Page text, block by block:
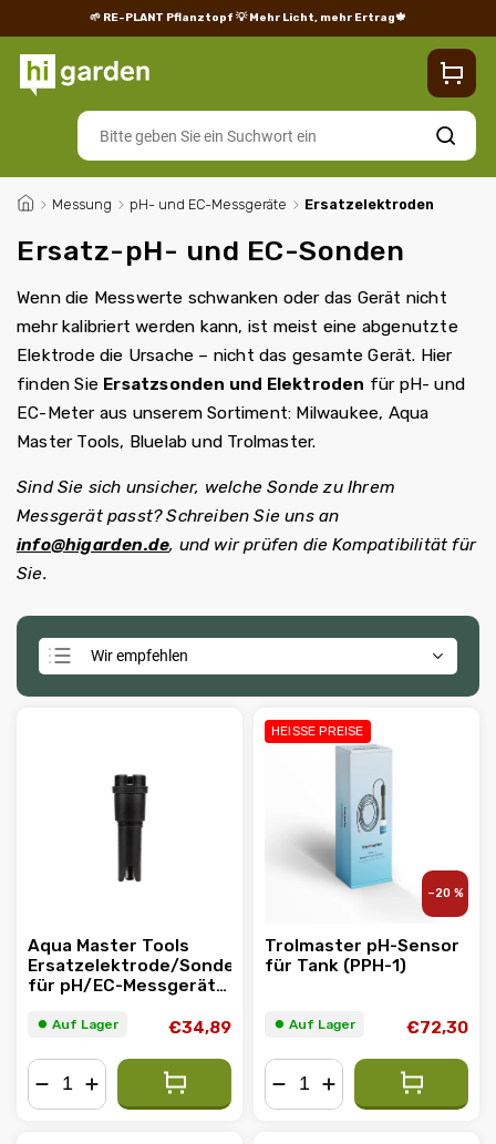
🌱 RE-PLANT Pflanztopf 💡 Mehr Licht, mehr Ertrag🍁
Suchen
/ Messung / pH- und EC-Messgeräte / Ersatzelektroden
Ersatz-pH- und EC-Sonden
Wenn die Messwerte schwanken oder das Gerät nicht
mehr kalibriert werden kann, ist meist eine abgenutzte
Elektrode die Ursache – nicht das gesamte Gerät. Hier
finden Sie Ersatzsonden und Elektroden für pH- und
EC-Meter aus unserem Sortiment: Milwaukee, Aqua
Master Tools, Bluelab und Trolmaster.
Sind Sie sich unsicher, welche Sonde zu Ihrem
Messgerät passt? Schreiben Sie uns an
info@higarden.de, und wir prüfen die Kompatibilität für
Sie.
Wir empfehlen
Günstigste
Alphabetisch
Aqua Master Tools
Ersatzelektrode/Sonde
für pH/EC-Messgerät
⏺︎ Auf Lager €34,89
HEISSE PREISE
–20 %
Trolmaster pH-Sensor
für Tank (PPH-1)
⏺︎ Auf Lager €72,30